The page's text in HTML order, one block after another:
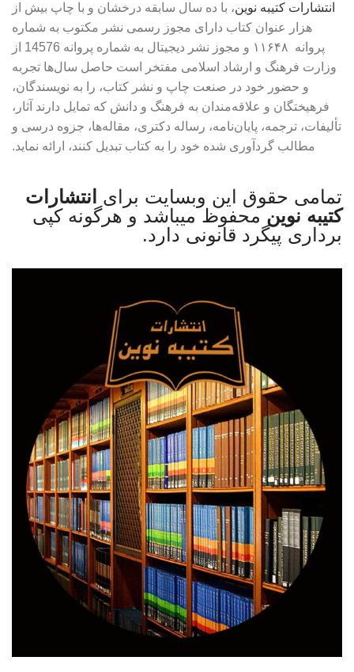
انتشارات کتیبه نوین، با ده سال سابقه درخشان و با چاپ بیش از
هزار عنوان کتاب دارای مجوز رسمی نشر مکتوب به شماره
پروانه ۱۱۶۴۸ و مجوز نشر دیجیتال به شماره پروانه 14576 از
وزارت فرهنگ و ارشاد اسلامی مفتخر است حاصل سال‌ها تجربه
و حضور خود در صنعت چاپ و نشر کتاب، را به نویسندگان،
فرهیختگان و علاقه‌مندان به فرهنگ و دانش که تمایل دارند آثار،
تألیفات، ترجمه، پایان‌نامه، رساله دکتری، مقاله‌ها، جزوه درسی و
مطالب گردآوری شده خود را به کتاب تبدیل کنند، ارائه نماید.
تمامی حقوق این وبسایت برای انتشارات
کتیبه نوین محفوظ میباشد و هرگونه کپی
برداری پیگرد قانونی دارد.